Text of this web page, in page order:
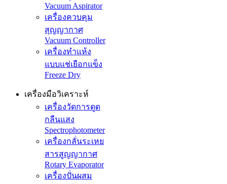
Vacuum Aspirator
เครื่องควบคุม
สุญญากาศ
Vacuum Controller
เครื่องทำแห้ง
แบบแช่เยือกแข็ง
Freeze Dry
เครื่องมือวิเคราะห์
เครื่องวัดการดูด
กลืนแสง
Spectrophotometer
เครื่องกลั่นระเหย
สารสูญญากาศ
Rotary Evaporator
เครื่องปั่นผสม